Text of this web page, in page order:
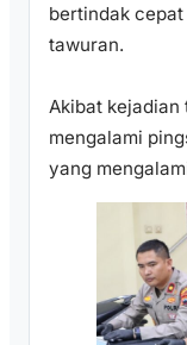
bertindak
tawuran.
Akibat kejadian
mengalami
yang